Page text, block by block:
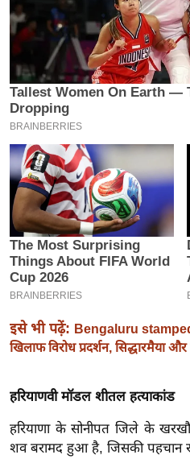
P
L
0
2
6
क्रा
इ
म
ई
-
पे
प
र
मि
सा
बे
मि
सा
इसे भी पढ़ें: Bengaluru
खिलाफ विरोध प्रदर्शन, सिद्धारमैया
हरियाणवी मॉडल शीतल हत्याकांड
हरियाणा के सोनीपत जिले के
शव बरामद हुआ है, जिसकी